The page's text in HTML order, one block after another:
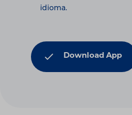
idioma.
Download App